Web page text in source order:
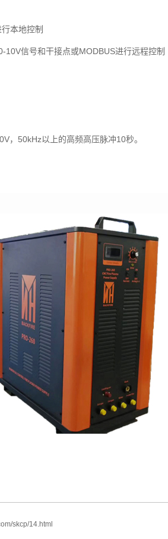
本地控制
10V信号和干接点或MODBUS进行远程控制
，50kHz以上的高频高压脉冲10秒。
skcp/14.html